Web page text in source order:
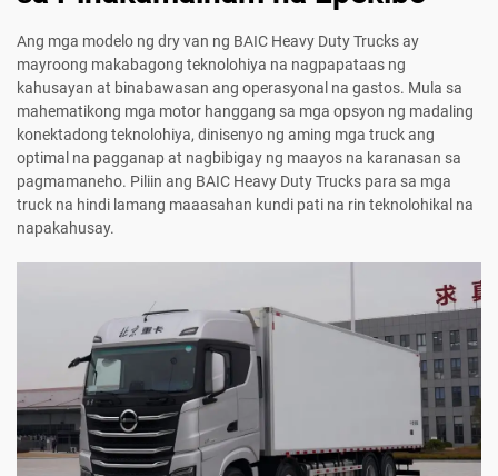
Ang mga modelo ng dry van ng BAIC Heavy Duty Trucks ay
mayroong makabagong teknolohiya na nagpapataas ng
kahusayan at binabawasan ang operasyonal na gastos. Mula sa
mahematikong mga motor hanggang sa mga opsyon ng madaling
konektadong teknolohiya, dinisenyo ng aming mga truck ang
optimal na pagganap at nagbibigay ng maayos na karanasan sa
pagmamaneho. Piliin ang BAIC Heavy Duty Trucks para sa mga
truck na hindi lamang maaasahan kundi pati na rin teknolohikal na
napakahusay.